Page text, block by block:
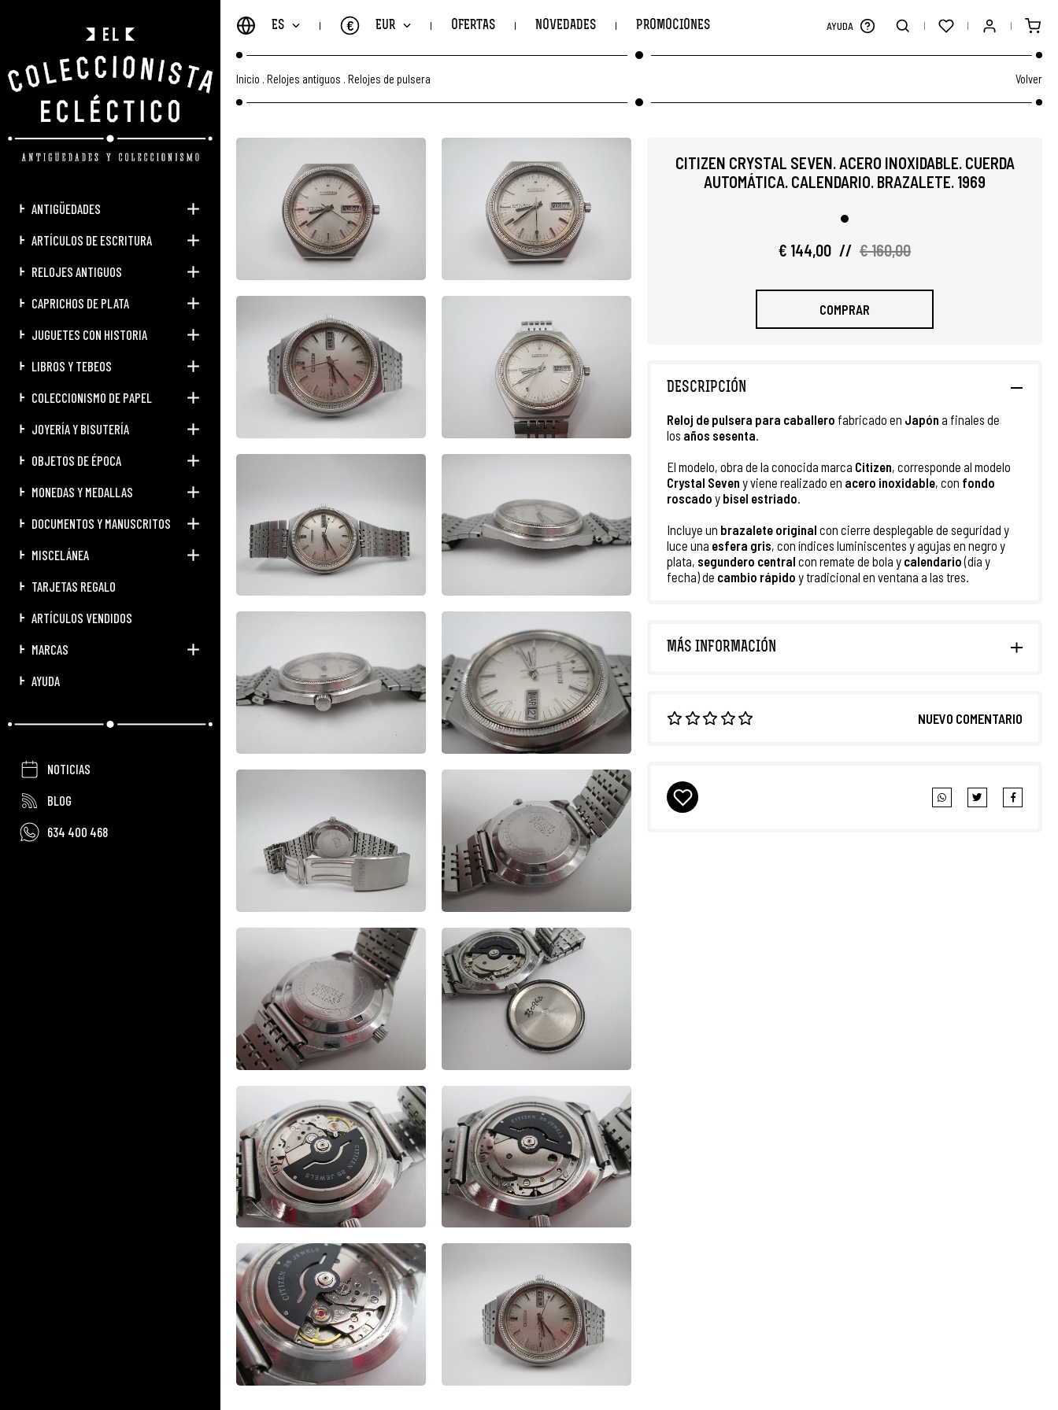
ANTIGÜEDADES
ARTÍCULOS DE ESCRITURA
RELOJES ANTIGUOS
CAPRICHOS DE PLATA
JUGUETES CON HISTORIA
LIBROS Y TEBEOS
COLECCIONISMO DE PAPEL
JOYERÍA Y BISUTERÍA
OBJETOS DE ÉPOCA
MONEDAS Y MEDALLAS
DOCUMENTOS Y MANUSCRITOS
MISCELÁNEA
TARJETAS REGALO
ARTÍCULOS VENDIDOS
MARCAS
AYUDA
NOTICIAS
BLOG
634 400 468
ES EUR
€ OFERTAS NOVEDADES PROMOCIONES AYUDA
Inicio Relojes antiguos Relojes de pulsera Volver
CITIZEN CRYSTAL SEVEN. ACERO INOXIDABLE. CUERDA
AUTOMÁTICA. CALENDARIO. BRAZALETE. 1969
€ 144,00 // € 160,00
COMPRAR
DESCRIPCIÓN
Reloj de pulsera para caballero fabricado en Japón a finales de
los años sesenta.
El modelo, obra de la conocida marca Citizen, corresponde al modelo
Crystal Seven y viene realizado en acero inoxidable, con fondo
roscado y bisel estriado.
Incluye un brazalete original con cierre desplegable de seguridad y
luce una esfera gris, con índices luminiscentes y agujas en negro y
plata, segundero central con remate de bola y calendario(día y
fecha) de cambio rápido y tradicional en ventana a las tres.
MÁS INFORMACIÓN
NUEVO COMENTARIO